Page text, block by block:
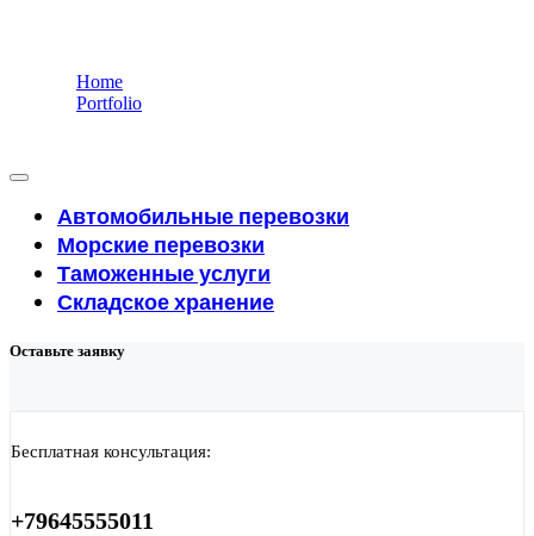
Home
Portfolio
Автомобильные перевозки
Морские перевозки
Таможенные услуги
Складское хранение
Оставьте заявку
Бесплатная консультация:
+79645555011